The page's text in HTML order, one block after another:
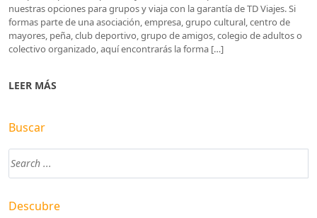
nuestras opciones para grupos y viaja con la garantía de TD Viajes. Si
formas parte de una asociación, empresa, grupo cultural, centro de
mayores, peña, club deportivo, grupo de amigos, colegio de adultos o
colectivo organizado, aquí encontrarás la forma […]
LEER MÁS
Buscar
Descubre